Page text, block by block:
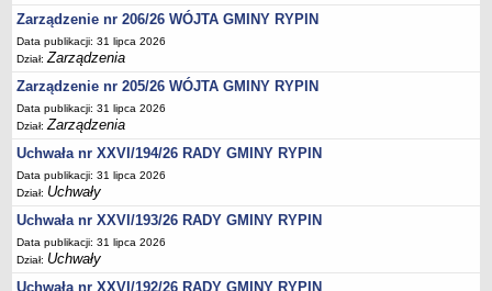
Struktura organizacyjna
Rada gminy
Wójt
Urząd gminy
Jednostki organizacyjne, GOPS, Instytucja kultury, OSP
Jednostki pomocnicze - sołectwa
Plan pracy komisji rewizyjnej
Sesje Rady Gminy Rypin
Statut
Strategia rozwoju
Zarządzenie nr 206/26 WÓJTA GMINY RYPIN
Data publikacji: 31 lipca 2026
Dział:Zarządzenia
Zarządzenie nr 205/26 WÓJTA GMINY RYPIN
Data publikacji: 31 lipca 2026
Dział:Zarządzenia
Uchwała nr XXVI/194/26 RADY GMINY RYPIN
Data publikacji: 31 lipca 2026
Dział: Uchwały
Uchwała nr XXVI/193/26 RADY GMINY RYPIN
Data publikacji: 31 lipca 2026
Dział: Uchwały
Uchwała nr XXVI/192/26 RADY GMINY RYPIN